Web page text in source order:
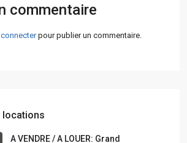
commentaire
pour publier un commentaire.
locations
A VENDRE / A LOUER: Grand